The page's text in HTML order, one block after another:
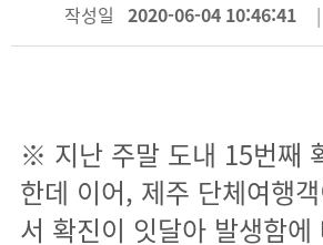
작성일 2020-06-04 10:46:41
※ 지난 주말 도내 15번째
한데 이어, 제주 단체여행
서 확진이 잇달아 발생함에